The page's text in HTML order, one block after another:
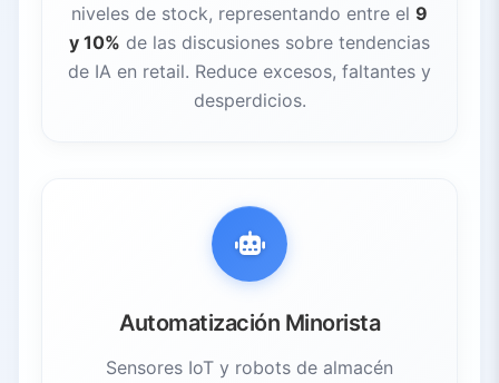
niveles de stock, representando entre el 9
y 10% de las discusiones sobre tendencias
de IA en retail. Reduce excesos, faltantes y
desperdicios.
Automatización Minorista
Sensores IoT y robots de almacén